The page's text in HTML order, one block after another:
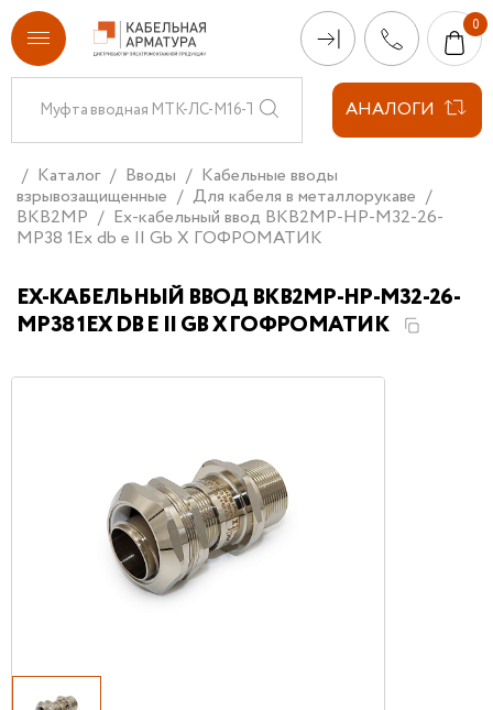
АНАЛОГИ
Каталог Вводы
Кабельные вводы
взрывозащищенные
Для кабеля в металлорукаве
ВКВ2МР
Ех-кабельный ввод ВКВ2МР-НР-М32-26-
МР38 1Ex db e II Gb X ГОФРОМАТИК
ЕХ-КАБЕЛЬНЫЙ ВВОД ВКВ2МР-НР-М32-26-
МР38 1EX DB E II GB X ГОФРОМАТИК